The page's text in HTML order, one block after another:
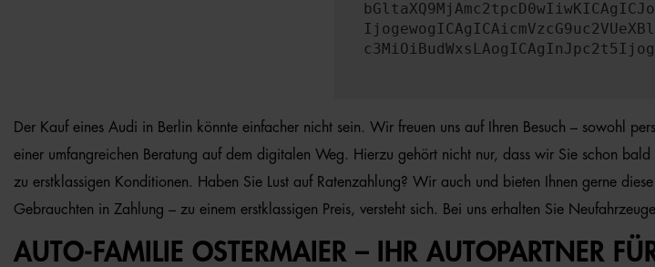
Der Kauf eines Audi in Berlin könnte einfacher nicht sein. Wir freuen uns auf Ihren Besuch – sowohl
einer umfangreichen Beratung auf dem digitalen Weg. Hierzu gehört nicht nur, dass wir Sie schon
zu erstklassigen Konditionen. Haben Sie Lust auf Ratenzahlung? Wir auch und bieten Ihnen gerne
Gebrauchten in Zahlung – zu einem erstklassigen Preis, versteht sich. Bei uns erhalten Sie
AUTO-FAMILIE OSTERMAIER – IHR AUTOPARTNER